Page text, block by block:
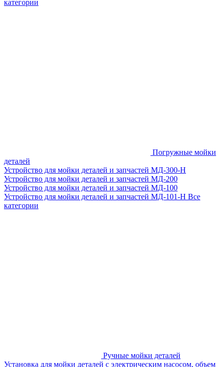
категории
Погружные мойки
деталей
Устройство для мойки деталей и запчастей МД-300-H
Устройство для мойки деталей и запчастей МД-200
Устройство для мойки деталей и запчастей МД-100
Устройство для мойки деталей и запчастей МД-101-Н Все
категории
Ручные мойки деталей
Установка для мойки деталей с электрическим насосом, объем